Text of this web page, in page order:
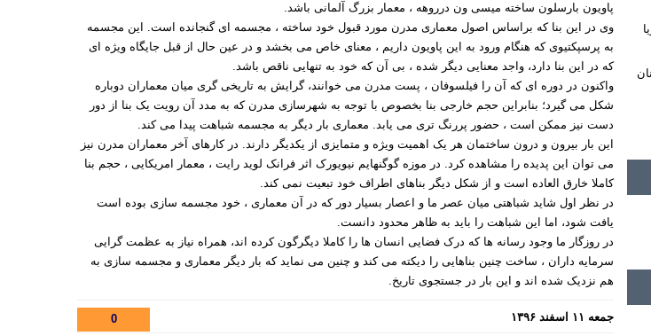
پاویون بارسلون ساخته میسی ون درروهه ، معمار بزرگ آلمانی باشد.
وی در این بنا که براساس اصول معماری مدرن مورد قبول خود ساخته ، مجسمه ای گنجانده است. این مجسمه
به پرسپکتیوی که هنگام ورود به این پاویون داریم ، معنای خاص می بخشد و در عین حال از قبل جایگاه ویژه ای
که در این بنا دارد، واجد معنایی دیگر شده ، بی آن که خود به تنهایی ناقص باشد.
واکنون در دوره ای که آن را فیلسوفان ، پست مدرن می خوانند، گرایش به تاریخی گری میان معماران دوباره
شکل می گیرد؛ بنابراین حجم خارجی بنا بخصوص با توجه به شهرسازی مدرن که به مدد آن رویت یک بنا از دور
دست نیز ممکن است ، حضور پررنگ تری می یابد. معماری بار دیگر به مجسمه شباهت پیدا می کند.
این بار بیرون و درون ساختمان هر یک اهمیت ویژه و متمایزی از یکدیگر دارند. در کارهای آخر معماران مدرن نیز
می توان این پدیده را مشاهده کرد. در موزه گوگنهایم نیویورک اثر فرانک لوید رایت ، معمار امریکایی ، حجم بنا
کاملا خارق العاده است و از شکل دیگر بناهای اطراف خود تبعیت نمی کند.
در نظر اول شاید شباهتی میان عصر ما و اعصار بسیار دور که در آن معماری ، خود مجسمه سازی بوده است
یافت شود، اما این شباهت را باید به ظاهر محدود دانست.
در روزگار ما وجود رسانه ها که درک فضایی انسان ها را کاملا دیگرگون کرده اند، همراه نیاز به عظمت گرایی
سرمایه داران ، ساخت چنین بناهایی را دیکته می کند و چنین می نماید که بار دیگر معماری و مجسمه سازی به
هم نزدیک شده اند و این بار در جستجوی تاریخ.
جمعه ۱۱ اسفند ۱۳۹۶ 0